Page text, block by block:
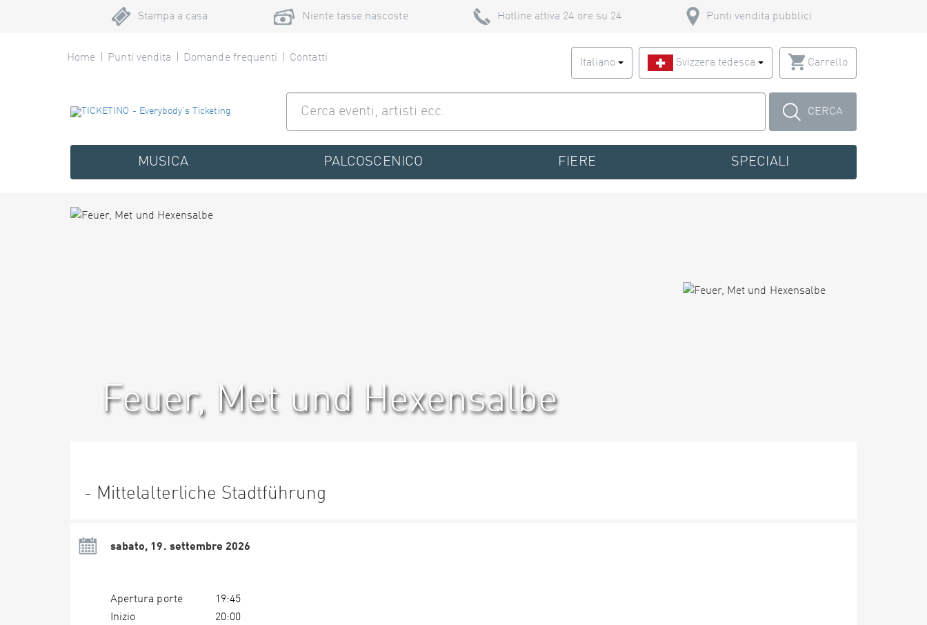
Stampa a casa Niente tasse nascoste Hotline attiva 24 ore su 24 Punti vendita pubblici
Home Punti vendita Domande frequenti Contatti Italiano Svizzera tedesca Carrello
CERCA
MUSICA PALCOSCENICO FIERE SPECIALI
Feuer, Met und Hexensalbe
- Mittelalterliche Stadtführung
sabato, 19. settembre 2026
Apertura porte
19:45
Inizio
20:00